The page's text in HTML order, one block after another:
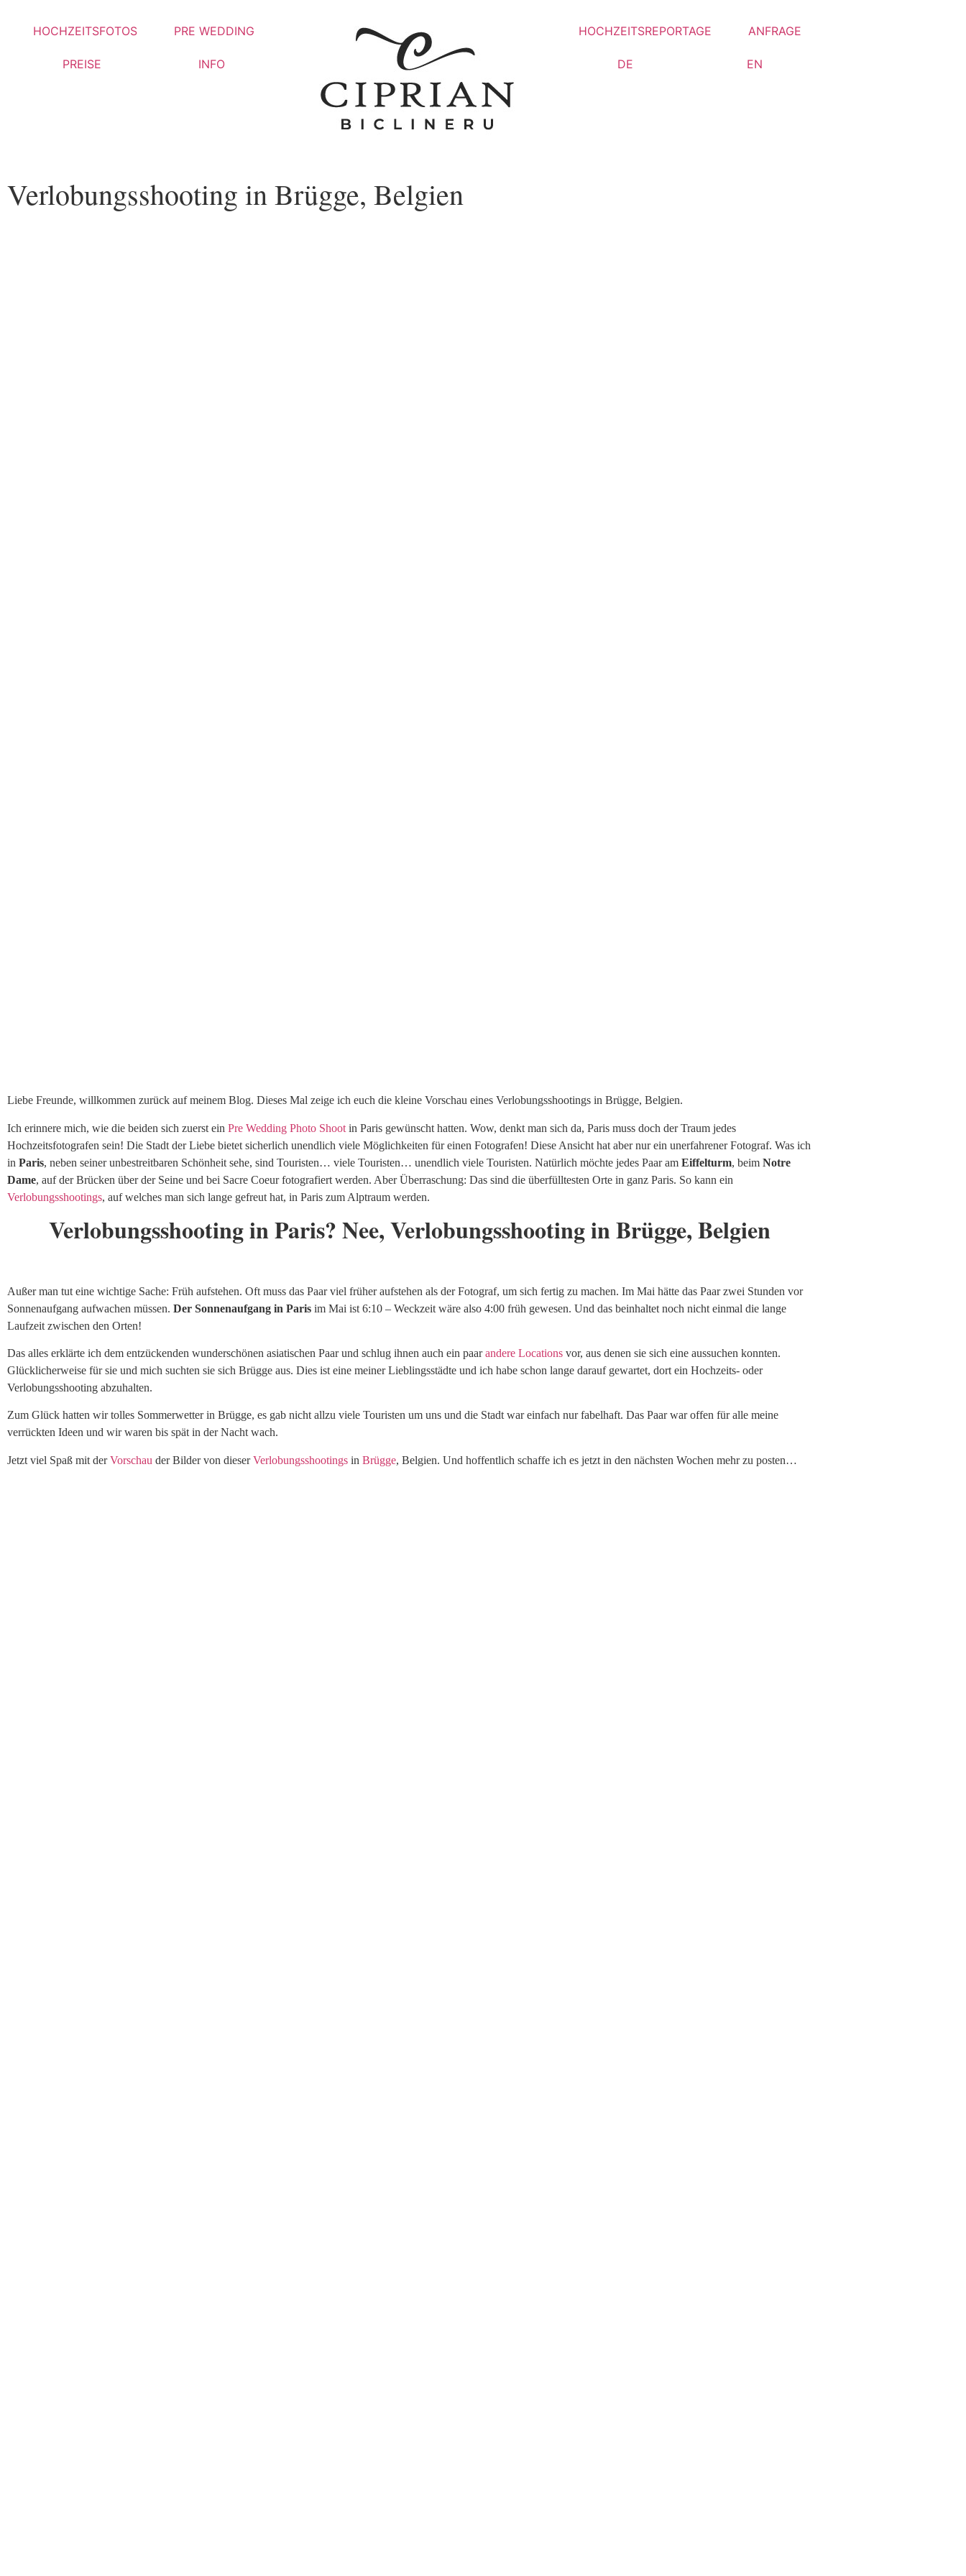
HOCHZEITSFOTOS PRE WEDDING
PREISE INFO
HOCHZEITSREPORTAGE ANFRAGE
DE EN
Verlobungsshooting in Brügge, Belgien
Liebe Freunde, willkommen zurück auf meinem Blog. Dieses Mal zeige ich euch die kleine Vorschau eines Verlobungsshootings in Brügge, Belgien.
Ich erinnere mich, wie die beiden sich zuerst ein Pre Wedding Photo Shoot in Paris gewünscht hatten. Wow, denkt man sich da, Paris muss doch der Traum jedes
Hochzeitsfotografen sein! Die Stadt der Liebe bietet sicherlich unendlich viele Möglichkeiten für einen Fotografen! Diese Ansicht hat aber nur ein unerfahrener Fotograf. Was ich
in Paris, neben seiner unbestreitbaren Schönheit sehe, sind Touristen… viele Touristen… unendlich viele Touristen. Natürlich möchte jedes Paar am Eiffelturm, beim Notre
Dame, auf der Brücken über der Seine und bei Sacre Coeur fotografiert werden. Aber Überraschung: Das sind die überfülltesten Orte in ganz Paris. So kann ein
Verlobungsshootings, auf welches man sich lange gefreut hat, in Paris zum Alptraum werden.
Verlobungsshooting in Paris? Nee, Verlobungsshooting in Brügge, Belgien
Außer man tut eine wichtige Sache: Früh aufstehen. Oft muss das Paar viel früher aufstehen als der Fotograf, um sich fertig zu machen. Im Mai hätte das Paar zwei Stunden vor
Sonnenaufgang aufwachen müssen. Der Sonnenaufgang in Paris im Mai ist 6:10 – Weckzeit wäre also 4:00 früh gewesen. Und das beinhaltet noch nicht einmal die lange
Laufzeit zwischen den Orten!
Das alles erklärte ich dem entzückenden wunderschönen asiatischen Paar und schlug ihnen auch ein paarandere Locations vor, aus denen sie sich eine aussuchen konnten.
Glücklicherweise für sie und mich suchten sie sich Brügge aus. Dies ist eine meiner Lieblingsstädte und ich habe schon lange darauf gewartet, dort ein Hochzeits- oder
Verlobungsshooting abzuhalten.
Zum Glück hatten wir tolles Sommerwetter in Brügge, es gab nicht allzu viele Touristen um uns und die Stadt war einfach nur fabelhaft. Das Paar war offen für alle meine
verrückten Ideen und wir waren bis spät in der Nacht wach.
Jetzt viel Spaß mit derVorschau der Bilder von dieserVerlobungsshootings in Brügge, Belgien. Und hoffentlich schaffe ich es jetzt in den nächsten Wochen mehr zu posten…